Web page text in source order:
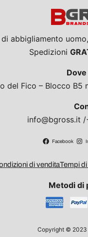
di abbigliamento
Spedizioni
del Fico – Blocco B5
info@bgross.it
Facebook
di venditaTempi
Metodi di
Copyright © 2023